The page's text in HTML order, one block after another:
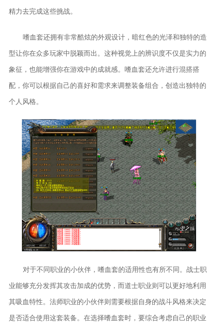
精力去完成这些挑战。
嗜血套还拥有非常酷炫的外观设计，暗红色的光泽和独特的造
型让你在众多玩家中脱颖而出。这种视觉上的辨识度不仅是实力的
象征，也能增强你在游戏中的成就感。嗜血套还允许进行混搭搭
配，你可以根据自己的喜好和需求来调整装备组合，创造出独特的
个人风格。
对于不同职业的小伙伴，嗜血套的适用性也有所不同。战士职
业能够充分发挥其攻击加成的优势，而道士职业则可以更好地利用
其吸血特性。法师职业的小伙伴则需要根据自身的战斗风格来决定
是否适合使用这套装备。在选择嗜血套时，要综合考虑自己的职业